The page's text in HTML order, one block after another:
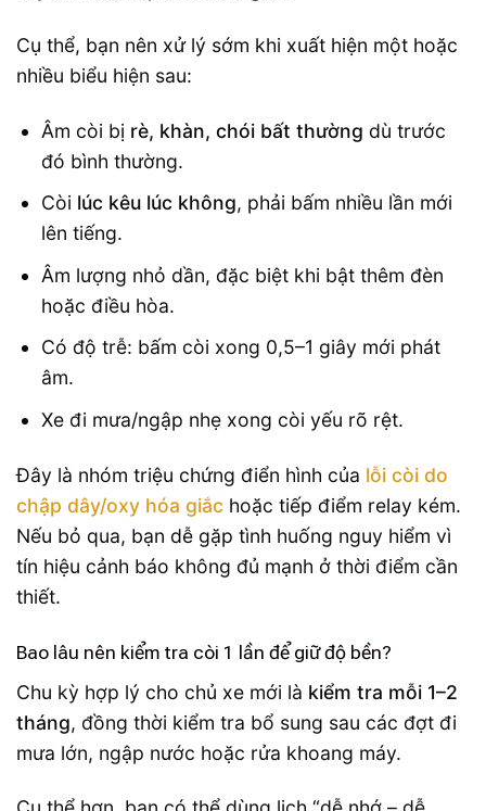
Cụ thể, bạn nên xử lý sớm khi xuất hiện một hoặc
nhiều biểu hiện sau:
Âm còi bị rè, khàn, chói bất thường dù trước
đó bình thường.
Còi lúc kêu lúc không, phải bấm nhiều lần mới
lên tiếng.
Âm lượng nhỏ dần, đặc biệt khi bật thêm đèn
hoặc điều hòa.
Có độ trễ: bấm còi xong 0,5–1 giây mới phát
âm.
Xe đi mưa/ngập nhẹ xong còi yếu rõ rệt.
Đây là nhóm triệu chứng điển hình của lỗi còi do
chập dây/oxy hóa giắc hoặc tiếp điểm relay kém.
Nếu bỏ qua, bạn dễ gặp tình huống nguy hiểm vì
tín hiệu cảnh báo không đủ mạnh ở thời điểm cần
thiết.
Bao lâu nên kiểm tra còi 1 lần để giữ độ bền?
Chu kỳ hợp lý cho chủ xe mới là kiểm tra mỗi 1–2
tháng, đồng thời kiểm tra bổ sung sau các đợt đi
mưa lớn, ngập nước hoặc rửa khoang máy.